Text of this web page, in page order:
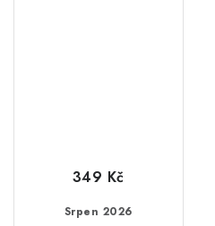
Srpen 2026
349 Kč